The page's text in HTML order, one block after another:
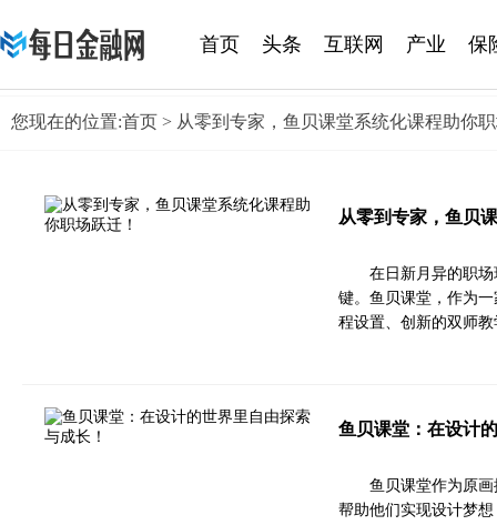
首页 头条 互联网 产业 保
黄金
您现在的位置:首页 > 从零到专家，鱼贝课堂系统化课程助你
从零到专家，鱼贝
在日新月异的职
键。鱼贝课堂，作为
程设置、创新的双师
鱼贝课堂：在设计
鱼贝课堂作为原
帮助他们实现设计梦